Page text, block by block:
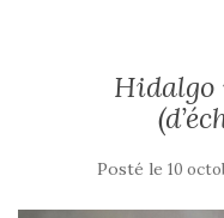
Hidalgo
Posté le 10